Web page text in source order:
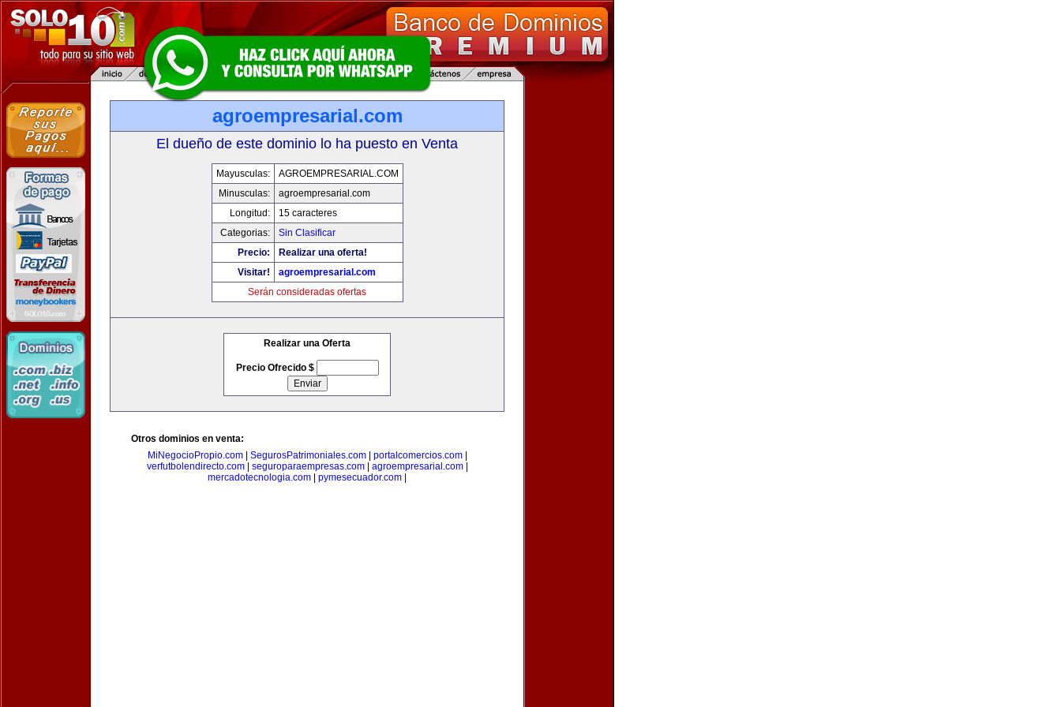
agroempresarial.com
El dueño de este dominio lo ha puesto en Venta
Mayusculas:
AGROEMPRESARIAL.COM
Minusculas:
agroempresarial.com
Longitud:
15 caracteres
Categorias:
Sin Clasificar
Precio:
Realizar una oferta!
Visitar!
agroempresarial.com
Serán consideradas ofertas
Realizar una Oferta
Precio Ofrecido $
Otros dominios en venta:
MiNegocioPropio.com| SegurosPatrimoniales.com| portalcomercios.com|
verfutbolendirecto.com| seguroparaempresas.com| agroempresarial.com|
mercadotecnologia.com
pymesecuador.com